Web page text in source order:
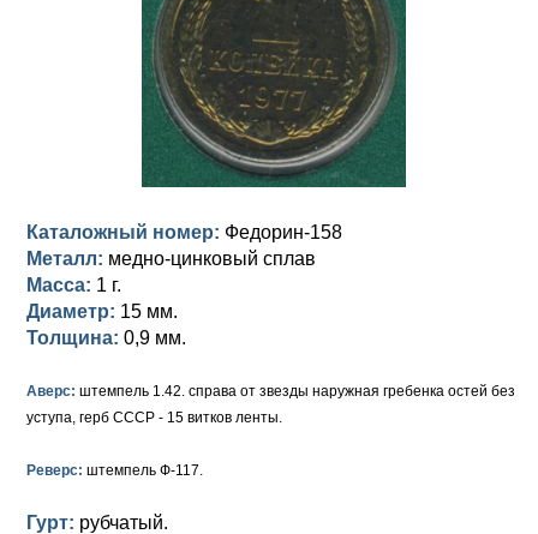
Памятные и донативные
Сибирские монеты
Для Молдавии и Валахии
Таврические монеты
Анна Иоанновна (1730-1740)
Петр II (1727-1730)
Екатерина I (1725-1727)
Петр I (1682-1725)
Серебро
Медь
Каталожный номер: Федорин-158
Металл: медно-цинковый сплав
Масса: 1 г.
Диаметр: 15 мм.
Толщина: 0,9 мм.
Аверс: штемпель 1.42. справа от звезды наружная гребенка остей без
уступа, герб СССР - 15 витков ленты.
Реверс: штемпель Ф-117.
Гурт: рубчатый.